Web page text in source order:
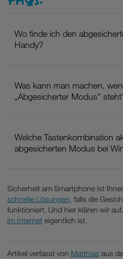
Wo finde ich den
Handy?
Was kann man machen,
„Abgesicherter Modus“
Welche Tastenkombination
abgesicherten Modus bei
Sicherheit am Smartphone ist
schnelle Lösungen, falls die
funktioniert. Und hier klären wir
im Internet eigentlich ist.
Artikel verfasst von Matthias aus